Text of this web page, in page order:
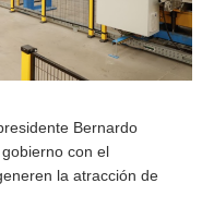
Bernardo
con el
la atracción de